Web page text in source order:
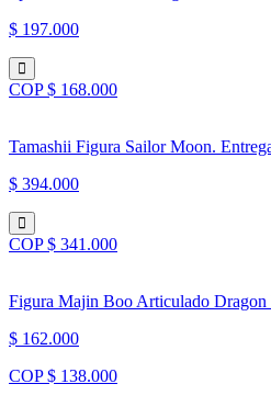
$ 197.000
COP $ 168.000
Tamashii Figura Sailor Moon.
$ 394.000
COP $ 341.000
Figura Majin Boo Articulado
$ 162.000
COP $ 138.000